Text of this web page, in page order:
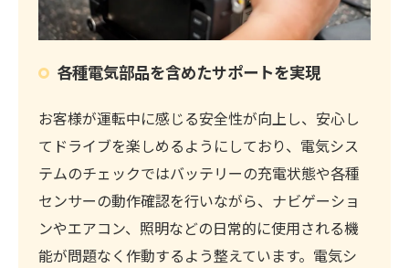
各種電気部品を含めたサポートを実現
お客様が運転中に感じる安全性が向上し、安心し
てドライブを楽しめるようにしており、電気シス
テムのチェックではバッテリーの充電状態や各種
センサーの動作確認を行いながら、ナビゲーショ
ンやエアコン、照明などの日常的に使用される機
能が問題なく作動するよう整えています。電気シ